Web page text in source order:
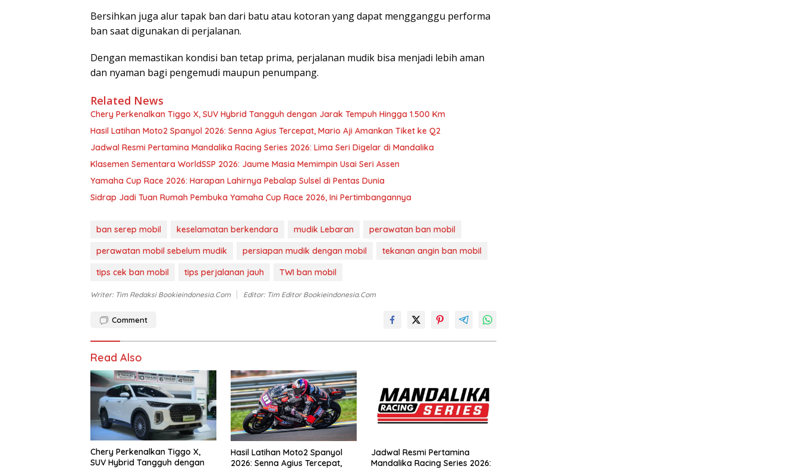
Bersihkan juga alur tapak ban dari batu atau kotoran yang dapat mengganggu performa
ban saat digunakan di perjalanan.
Dengan memastikan kondisi ban tetap prima, perjalanan mudik bisa menjadi lebih aman
dan nyaman bagi pengemudi maupun penumpang.
Related News
Chery Perkenalkan Tiggo X, SUV Hybrid Tangguh dengan Jarak Tempuh Hingga 1.500 Km
Hasil Latihan Moto2 Spanyol 2026: Senna Agius Tercepat, Mario Aji Amankan Tiket ke Q2
Jadwal Resmi Pertamina Mandalika Racing Series 2026: Lima Seri Digelar di Mandalika
Klasemen Sementara WorldSSP 2026: Jaume Masia Memimpin Usai Seri Assen
Yamaha Cup Race 2026: Harapan Lahirnya Pebalap Sulsel di Pentas Dunia
Sidrap Jadi Tuan Rumah Pembuka Yamaha Cup Race 2026, Ini Pertimbangannya
ban serep mobil keselamatan berkendara mudik Lebaran
perawatan ban mobil
perawatan mobil sebelum mudik
persiapan mudik dengan mobil
tekanan angin ban mobil
tips cek ban mobil
tips perjalanan jauh TWI ban mobil
Writer: Tim Redaksi Bookieindonesia.com Editor: Tim Editor Bookieindonesia.com
Comment
Read Also
Chery Perkenalkan Tiggo X,
SUV Hybrid Tangguh dengan
Hasil Latihan Moto2 Spanyol
2026: Senna Agius Tercepat,
Jadwal Resmi Pertamina
Mandalika Racing Series 2026: